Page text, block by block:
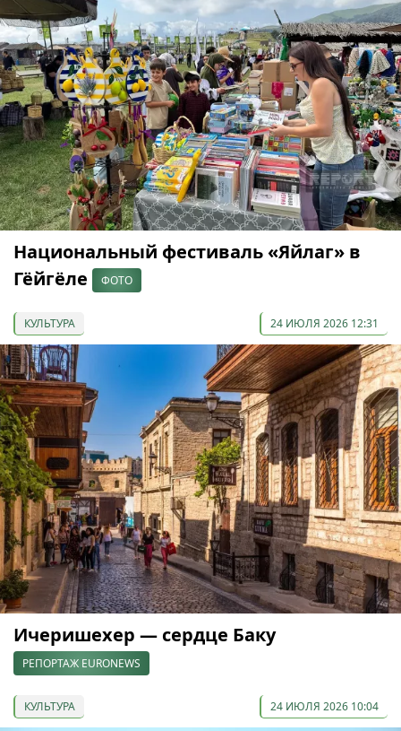
Национальный фестиваль «Яйлаг» в
Гёйгёле
ФОТО
КУЛЬТУРА 24 ИЮЛЯ 2026 12:31
Ичеришехер — сердце Баку
РЕПОРТАЖ EURONEWS
КУЛЬТУРА 24 ИЮЛЯ 2026 10:04